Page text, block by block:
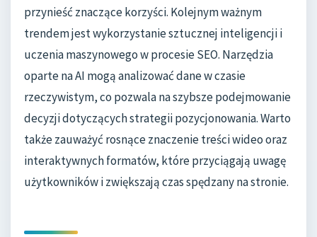
przynieść znaczące korzyści. Kolejnym ważnym
trendem jest wykorzystanie sztucznej inteligencji i
uczenia maszynowego w procesie SEO. Narzędzia
oparte na AI mogą analizować dane w czasie
rzeczywistym, co pozwala na szybsze podejmowanie
decyzji dotyczących strategii pozycjonowania. Warto
także zauważyć rosnące znaczenie treści wideo oraz
interaktywnych formatów, które przyciągają uwagę
użytkowników i zwiększają czas spędzany na stronie.